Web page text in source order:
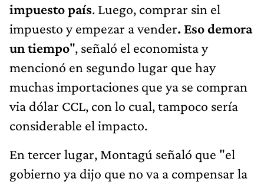
impuesto país. Luego, comprar sin el
impuesto y empezar a vender. Eso demora
un tiempo", señaló el economista y
mencionó en segundo lugar que hay
muchas importaciones que ya se compran
via dólar CCL, con lo cual, tampoco sería
considerable el impacto.
En tercer lugar, Montagú señaló que "el
gobierno ya dijo que no va a compensar la